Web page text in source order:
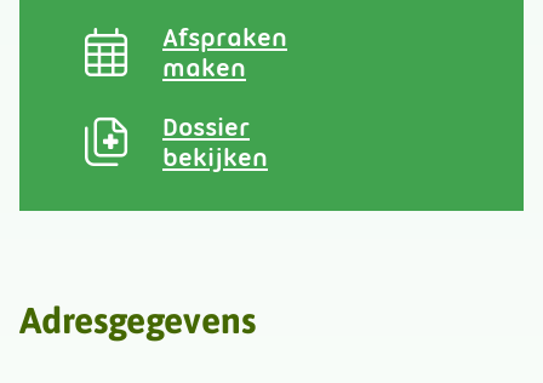
Afspraken
maken
Dossier
bekijken
Adresgegevens